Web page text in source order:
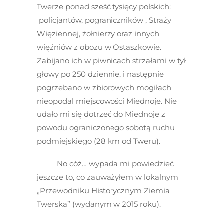
Twerze ponad sześć tysięcy polskich:
policjantów, pograniczników , Straży
Więziennej, żołnierzy oraz innych
więźniów z obozu w Ostaszkowie.
Zabijano ich w piwnicach strzałami w tył
głowy po 250 dziennie, i następnie
pogrzebano w zbiorowych mogiłach
nieopodal miejscowości Miednoje. Nie
udało mi się dotrzeć do Miednoje z
powodu ograniczonego sobotą ruchu
podmiejskiego (28 km od Tweru).
No cóż… wypada mi powiedzieć
jeszcze to, co zauważyłem w lokalnym
„Przewodniku Historycznym Ziemia
Twerska” (wydanym w 2015 roku).